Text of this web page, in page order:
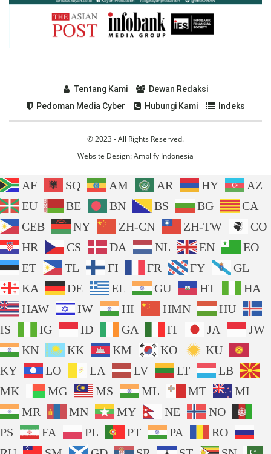
Tentang Kami
Dewan Redaksi
Pedoman Media Cyber
Hubungi Kami Indeks
© 2023 - All Rights Reserved.
Website Design:Amplify Indonesia
AF SQ AM AR HY
AZ
EU
BE BN BS BG
CA
CEB
NY ZH-CN ZH-TW
CO
HR
CS DA NL EN
EO
ET
TL FI FR FY
GL
KA
DE EL GU HT
HA
HAW
IW HI HMN
HU
IS
IG ID GA IT JA
JW
KN
KK KM KO
KU
KY
LO LA LV LT
LB
MK
MG MS ML MT
MI
MR
MN MY NE
NO
PS
FA PL PT PA
RO